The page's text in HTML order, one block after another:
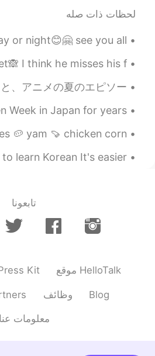
Japanese foods 🤤
EN
JP
@Shoko
きです💖💖💖 I love
JP
EN
!私は単純ですが茶碗蒸
冬にピッタリですね✨
Tilly・ティリ
@Yuriko
ですね！I actually
think I've tried that.
nt
لحظات ذات صله
hope everyone has a nice day or night😊🤗 see you all ...
the groomer today~ He is very upset🙈 I think he misses his f...
、すごい音が出ました。🥳今までアニメでしか聞いたことはありません。アメリカ人として、セミを聞くと、アニメの夏のエピソー...
😒 But definitely my best Golden Week in Japan for years. ...
So good 😊 carrots 🥕 potatoes 🥔 yam 🍠 chicken corn 🌽...
told me that I should try to learn Korean It's easier ...
تابعونا
Kit موقع HelloTalk
وظائف Blog
معلومات عنا